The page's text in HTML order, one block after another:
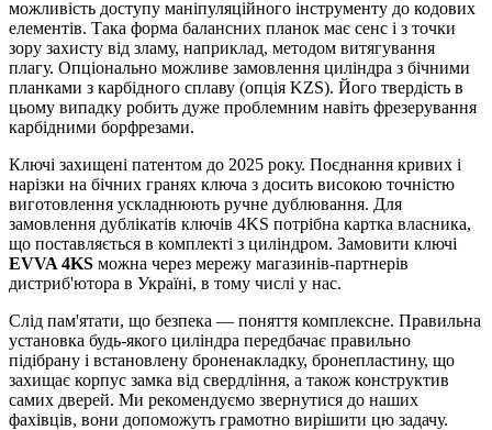
можливість доступу маніпуляційного інструменту до кодових
елементів. Така форма балансних планок має сенс і з точки
зору захисту від зламу, наприклад, методом витягування
плагу. Опціонально можливе замовлення циліндра з бічними
планками з карбідного сплаву (опція KZS). Його твердість в
цьому випадку робить дуже проблемним навіть фрезерування
карбідними борфрезами.
Ключі захищені патентом до 2025 року. Поєднання кривих і
нарізки на бічних гранях ключа з досить високою точністю
виготовлення ускладнюють ручне дублювання. Для
замовлення дублікатів ключів 4KS потрібна картка власника,
що поставляється в комплекті з циліндром. Замовити ключі
EVVA 4KS можна через мережу магазинів-партнерів
дистриб'ютора в Україні, в тому числі у нас.
Слід пам'ятати, що безпека — поняття комплексне. Правильна
установка будь-якого циліндра передбачає правильно
підібрану і встановлену броненакладку, бронепластину, що
захищає корпус замка від свердління, а також конструктив
самих дверей. Ми рекомендуємо звернутися до наших
фахівців, вони допоможуть грамотно вирішити цю задачу.